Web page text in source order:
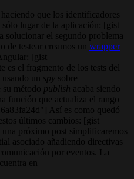
que los identificadores
lugar de la aplicación: [gist
solucionar el segundo problema
de testear creamos un wrapper
[gist
el fragmento de los tests del
un spy sobre
su método publish acaba siendo
función que actualiza el rango
Así es como quedó
últimos cambios: [gist
próximo post simplificaremos
asociado añadiendo directivas
por eventos. La
en